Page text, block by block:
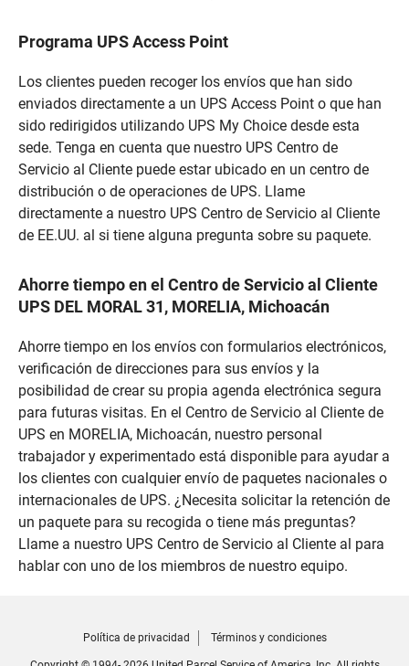
Programa UPS Access Point
Los clientes pueden recoger los envíos que han sido
enviados directamente a un UPS Access Point o que han
sido redirigidos utilizando UPS My Choice desde esta
sede. Tenga en cuenta que nuestro UPS Centro de
Servicio al Cliente puede estar ubicado en un centro de
distribución o de operaciones de UPS. Llame
directamente a nuestro UPS Centro de Servicio al Cliente
de EE.UU. al si tiene alguna pregunta sobre su paquete.
Ahorre tiempo en el Centro de Servicio al Cliente
UPS DEL MORAL 31, MORELIA, Michoacán
Ahorre tiempo en los envíos con formularios electrónicos,
verificación de direcciones para sus envíos y la
posibilidad de crear su propia agenda electrónica segura
para futuras visitas. En el Centro de Servicio al Cliente de
UPS en MORELIA, Michoacán, nuestro personal
trabajador y experimentado está disponible para ayudar a
los clientes con cualquier envío de paquetes nacionales o
internacionales de UPS. ¿Necesita solicitar la retención de
un paquete para su recogida o tiene más preguntas?
Llame a nuestro UPS Centro de Servicio al Cliente al para
hablar con uno de los miembros de nuestro equipo.
Política de privacidad Términos y condiciones